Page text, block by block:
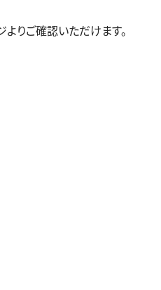
よりご確認いただけます。